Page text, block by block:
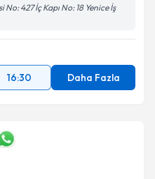
427 İç Kapı No: 18 Yenice İş
16:30 Daha Fazla